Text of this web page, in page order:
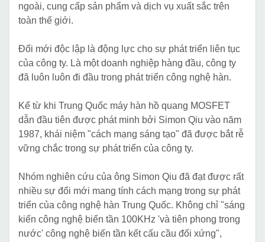
ngoài, cung cấp sản phẩm và dịch vụ xuất sắc trên
toàn thế giới.
Đổi mới độc lập là động lực cho sự phát triển liên tục
của công ty. Là một doanh nghiệp hàng đầu, công ty
đã luôn luôn đi đầu trong phát triển công nghệ hàn.
Kể từ khi Trung Quốc máy hàn hồ quang MOSFET
dẫn đầu tiên được phát minh bởi Simon Qiu vào năm
1987, khái niệm "cách mạng sáng tạo" đã được bắt rễ
vững chắc trong sự phát triển của công ty.
Nhóm nghiên cứu của ông Simon Qiu đã đạt được rất
nhiều sự đổi mới mang tính cách mạng trong sự phát
triển của công nghệ hàn Trung Quốc. Không chỉ "sáng
kiến ​​công nghệ biến tần 100KHz 'và tiên phong trong
nước' công nghệ biến tần kết cấu cầu đối xứng",